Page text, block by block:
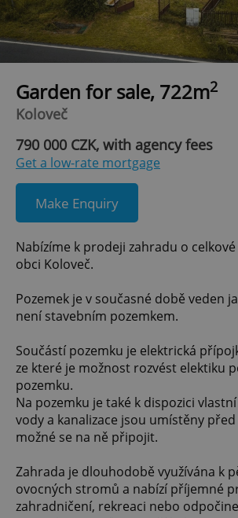
Garden for sale, 722m2
Koloveč
790 000 CZK, with agency fees
Get a low-rate mortgage
Make Enquiry
Nabízíme k prodeji zahradu o
obci Koloveč.
Pozemek je v současné době veden
není stavebním pozemkem.
Součástí pozemku je elektrická
ze které je možnost rozvést elektiku
pozemku.
Na pozemku je také k dispozici
vody a kanalizace jsou umístěny
možné se na ně připojit.
Zahrada je dlouhodobě využívána k
ovocných stromů a nabízí příjemné
zahradničení, rekreaci nebo